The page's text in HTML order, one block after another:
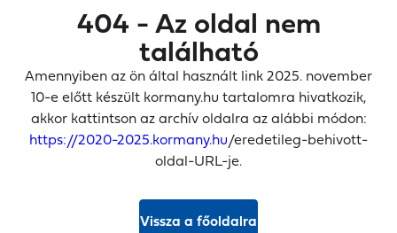
404 - Az oldal nem
található
Amennyiben az ön által használt link 2025. november
10-e előtt készült kormany.hu tartalomra hivatkozik,
akkor kattintson az archív oldalra az alábbi módon:
https://2020-2025.kormany.hu/eredetileg-behivott-
oldal-URL-je.
Vissza a főoldalra